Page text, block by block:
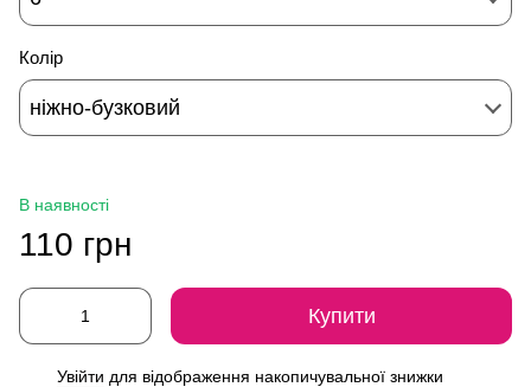
Колір
ніжно-бузковий
В наявності
110 грн
Купити
Увійти для відображення накопичувальної знижки